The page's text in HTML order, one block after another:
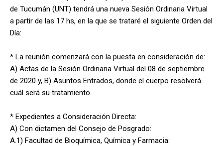
de Tucumán (UNT) tendrá una nueva Sesión Ordinaria Virtual
a partir de las 17 hs, en la que se trataré el siguiente Orden del
Día:
* La reunión comenzará con la puesta en consideración de:
A) Actas de la Sesión Ordinaria Virtual del 08 de septiembre
de 2020 y, B) Asuntos Entrados, donde el cuerpo resolverá
cuál será su tratamiento.
* Expedientes a Consideración Directa:
A) Con dictamen del Consejo de Posgrado:
A.1) Facultad de Bioquímica, Química y Farmacia: